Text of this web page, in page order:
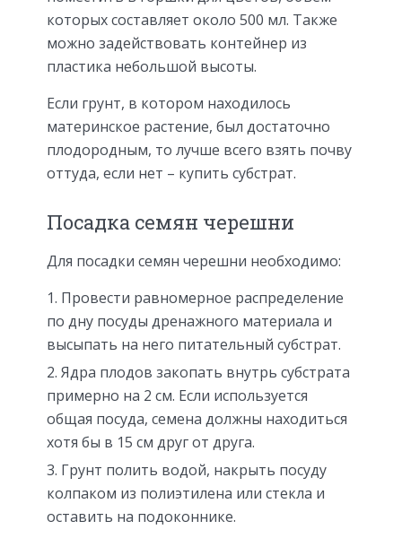
которых составляет около 500 мл. Также
можно задействовать контейнер из
пластика небольшой высоты.
Если грунт, в котором находилось
материнское растение, был достаточно
плодородным, то лучше всего взять почву
оттуда, если нет – купить субстрат.
Посадка семян черешни
Для посадки семян черешни необходимо:
Провести равномерное распределение
по дну посуды дренажного материала и
высыпать на него питательный субстрат.
Ядра плодов закопать внутрь субстрата
примерно на 2 см. Если используется
общая посуда, семена должны находиться
хотя бы в 15 см друг от друга.
Грунт полить водой, накрыть посуду
колпаком из полиэтилена или стекла и
оставить на подоконнике.